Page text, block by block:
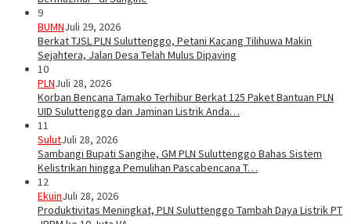
9
BUMNJuli 29, 2026
Berkat TJSL PLN Suluttenggo, Petani Kacang Tilihuwa Makin
Sejahtera, Jalan Desa Telah Mulus Dipaving
10
PLNJuli 28, 2026
Korban Bencana Tamako Terhibur Berkat 125 Paket Bantuan PLN
UID Suluttenggo dan Jaminan Listrik Anda…
11
SulutJuli 28, 2026
Sambangi Bupati Sangihe, GM PLN Suluttenggo Bahas Sistem
Kelistrikan hingga Pemulihan Pascabencana T…
12
EkuinJuli 28, 2026
Produktivitas Meningkat, PLN Suluttenggo Tambah Daya Listrik PT